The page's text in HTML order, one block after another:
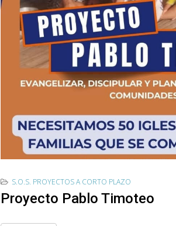
S.O.S. PROYECTOS A CORTO PLAZO
Proyecto Pablo Timoteo